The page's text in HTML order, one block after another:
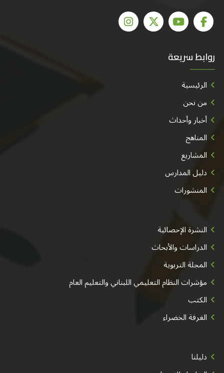
روابط سريعة
الرئيسية
من نحن
أخبار وأحداث
المناهج
المشاريع
دليل المدارس
المنشورات
النشرة الإحصائية
الدراسات والأبحاث
المجلة التربوية
مؤشرات النظام التعليمي اللبناني والتعليم العام
الكتب
الغرفة الخضراء
دليلنا